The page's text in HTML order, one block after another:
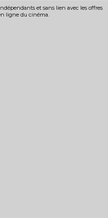
et sans lien avec les offres
ligne du cinéma.